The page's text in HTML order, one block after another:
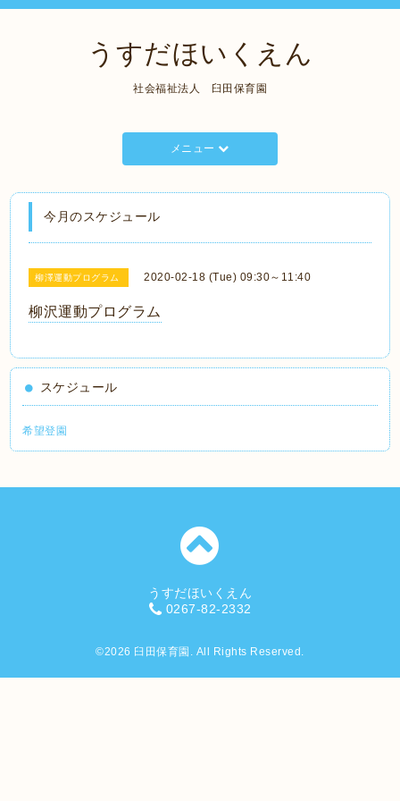
うすだほいくえん
社会福祉法人 臼田保育園
メニュー
今月のスケジュール
柳澤運動プログラム 2020-02-18 (Tue) 09:30～11:40
柳沢運動プログラム
スケジュール
希望登園
うすだほいくえん
0267-82-2332
©2026 臼田保育園 . All Rights Reserved.